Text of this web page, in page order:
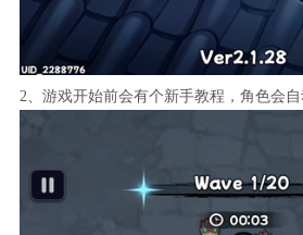
2、游戏开始前会有个新手教程，角色会